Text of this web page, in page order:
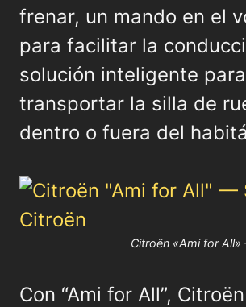
frenar, un mando en el
para facilitar la
solución inteligente para
transportar la silla de
dentro o fuera del
Citroën «Ami for
Con “Ami for All”,